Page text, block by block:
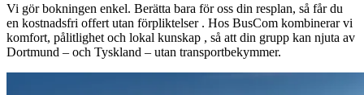
Vi gör bokningen enkel. Berätta bara för oss din resplan, så får du
en kostnadsfri offert utan förpliktelser . Hos BusCom kombinerar vi
komfort, pålitlighet och lokal kunskap , så att din grupp kan njuta av
Dortmund – och Tyskland – utan transportbekymmer.